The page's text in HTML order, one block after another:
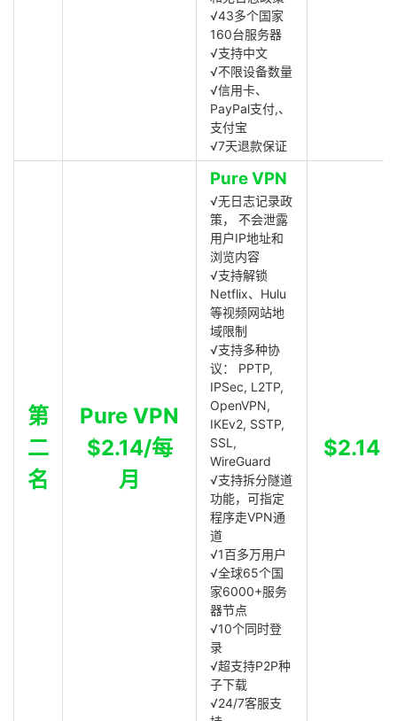
√43多个国家
160台服务器
√支持中文
√不限设备数量
√信用卡、
PayPal支付,、
支付宝
√7天退款保证
第
二
名
Pure VPN
$2.14/每
月
Pure VPN
√无日志记录政
策， 不会泄露
用户IP地址和
浏览内容
√支持解锁
Netflix、Hulu
等视频网站地
域限制
√支持多种协
议： PPTP,
IPSec, L2TP,
OpenVPN,
IKEv2, SSTP,
SSL,
WireGuard
√支持拆分隧道
功能，可指定
程序走VPN通
道
√1百多万用户
√全球65个国
家6000+服务
器节点
√10个同时登
录
√超支持P2P种
子下载
√24/7客服支
$2.14